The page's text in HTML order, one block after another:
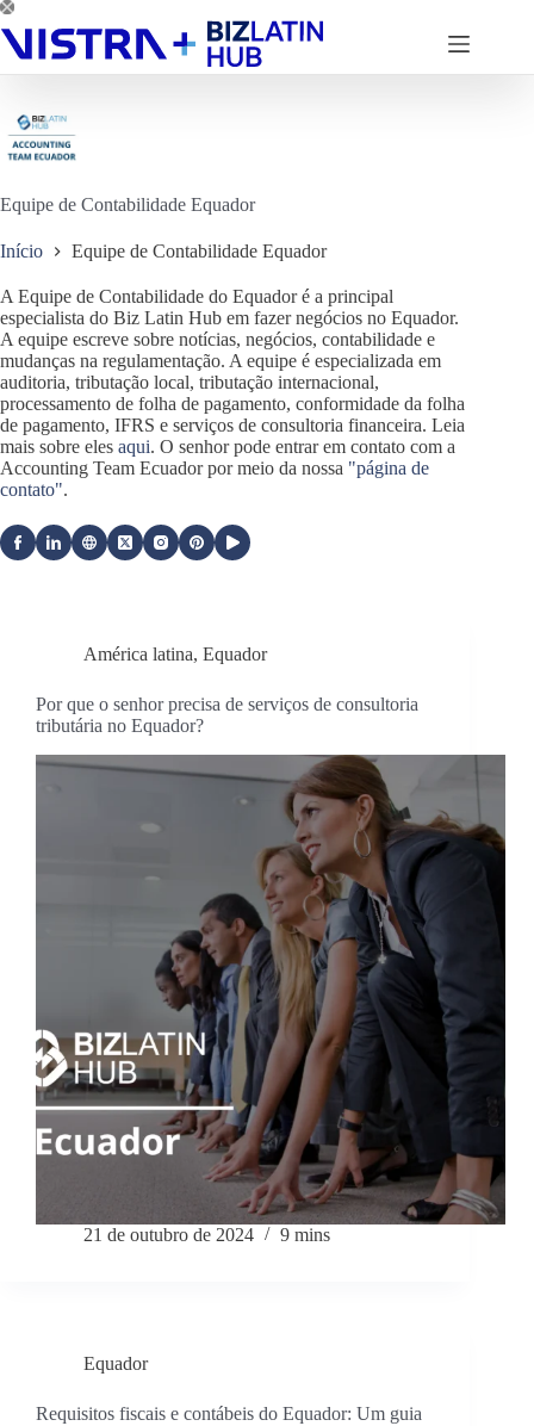
Pular
para
conteúdo
Equipe de Contabilidade Equador
Início Equipe de Contabilidade Equador
A Equipe de Contabilidade do Equador é a principal
especialista do Biz Latin Hub em fazer negócios no Equador.
A equipe escreve sobre notícias, negócios, contabilidade e
mudanças na regulamentação. A equipe é especializada em
auditoria, tributação local, tributação internacional,
processamento de folha de pagamento, conformidade da folha
de pagamento, IFRS e serviços de consultoria financeira. Leia
mais sobre eles aqui. O senhor pode entrar em contato com a
Accounting Team Ecuador por meio da nossa "página de
contato".
América latina, Equador
Por que o senhor precisa de serviços de consultoria
tributária no Equador?
21 de outubro de 2024 9 mins
Equador
Requisitos fiscais e contábeis do Equador: Um guia